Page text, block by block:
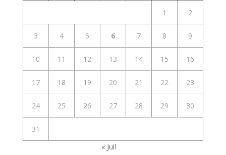
1 2
3 4 5 6 7 8 9
10 11 12 13 14 15 16
17 18 19 20 21 22 23
24 25 26 27 28 29 30
31
« Juil